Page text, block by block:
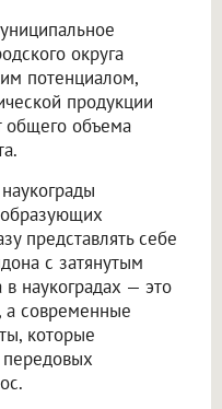
округа
потенциалом,
продукции
общего объема
представлять себе
с затянутым
наукоградах — это
а современные
которые